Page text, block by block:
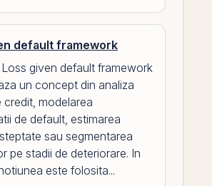
default framework
given default framework
un concept din analiza
credit, modelarea
de default, estimarea
sau segmentarea
pe stadii de deteriorare. In
este folosita...